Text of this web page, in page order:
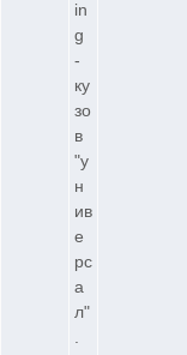
in
g
-
ку
зо
в
"у
н
ив
е
рс
а
л"
.